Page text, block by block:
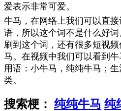
爱表示非常可爱。
牛马，在网络上我们可以直
语，所以这个词不是什么好词
刷到这个词，还有很多短视
马。 在视频中我们可以看到
用语：小牛马，纯纯牛马；
类。
搜索梗： 纯纯牛马 纯